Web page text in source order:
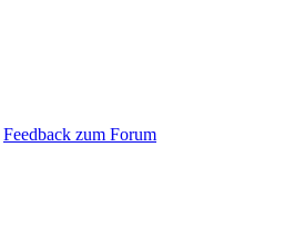
Feedback zum Forum